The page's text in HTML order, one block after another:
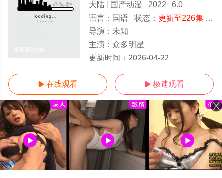
大陆 国产动漫 2022
6.0
语言： 国语 状态： 更新至226集- 免费在线播放
导演： 未知
主演： 众多明星
更新时间： 2026-04-22
 在线观看  极速观看